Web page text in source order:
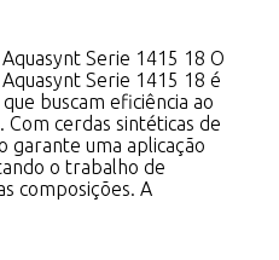
Serie 1415 18 O
Serie 1415 18 é
buscam eficiência ao
cerdas sintéticas de
garante uma aplicação
o trabalho de
composições. A